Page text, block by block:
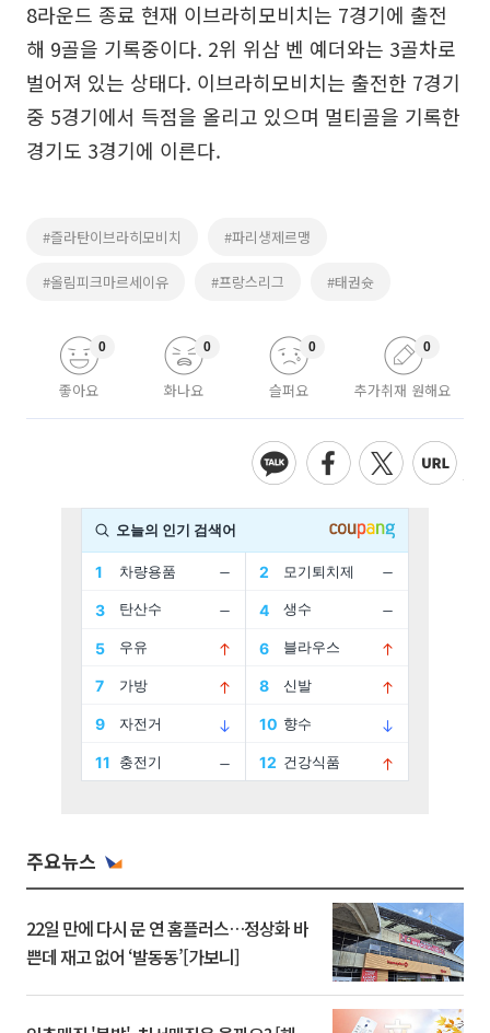
8라운드 종료 현재 이브라히모비치는 7경기에 출전
해 9골을 기록중이다. 2위 위삼 벤 예더와는 3골차로
벌어져 있는 상태다. 이브라히모비치는 출전한 7경기
중 5경기에서 득점을 올리고 있으며 멀티골을 기록한
경기도 3경기에 이른다.
#즐라탄이브라히모비치 #파리생제르맹
#올림피크마르세이유 #프랑스리그 #태권슛
좋아요
0
화나요
0
슬퍼요
0
추가취재 원해요
0
주요뉴스
22일 만에 다시 문 연 홈플러스…정상화 바
쁜데 재고 없어 ‘발동동’[가보니]